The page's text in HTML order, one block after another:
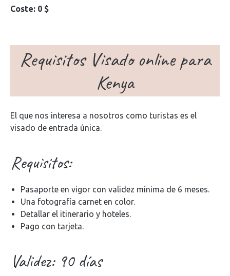
Coste: 0 $
Requisitos Visado online para
Kenya
El que nos interesa a nosotros como turistas es el
visado de entrada única.
Requisitos:
Pasaporte en vigor con validez mínima de 6 meses.
Una fotografía carnet en color.
Detallar el itinerario y hoteles.
Pago con tarjeta.
Validez: 90 días